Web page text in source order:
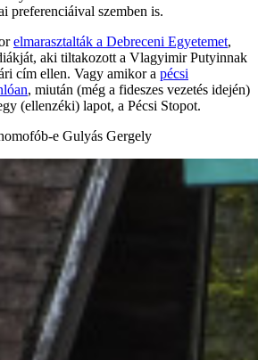
preferenciáival szemben is.
elmarasztalták a Debreceni Egyetemet,
aki tiltakozott a Vlagyimir Putyinnak
cím ellen. Vagy amikor a pécsi
, miután (még a fideszes vezetés idején)
(ellenzéki) lapot, a Pécsi Stopot.
e Gulyás Gergely